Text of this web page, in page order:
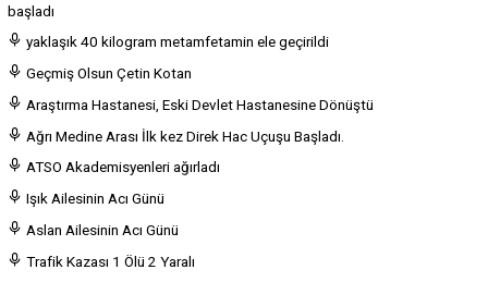
başladı
yaklaşık 40 kilogram metamfetamin ele geçirildi
Geçmiş Olsun Çetin Kotan
Araştırma Hastanesi, Eski Devlet Hastanesine Dönüştü
Ağrı Medine Arası İlk kez Direk Hac Uçuşu Başladı.
ATSO Akademisyenleri ağırladı
Işık Ailesinin Acı Günü
Aslan Ailesinin Acı Günü
Trafik Kazası 1 Ölü 2 Yaralı